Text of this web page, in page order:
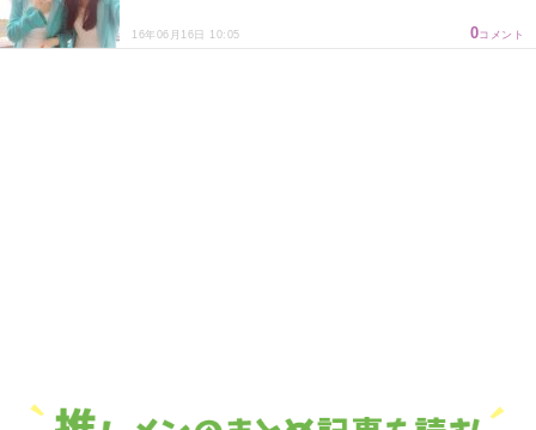
16年06月16日 10:05 0コメント